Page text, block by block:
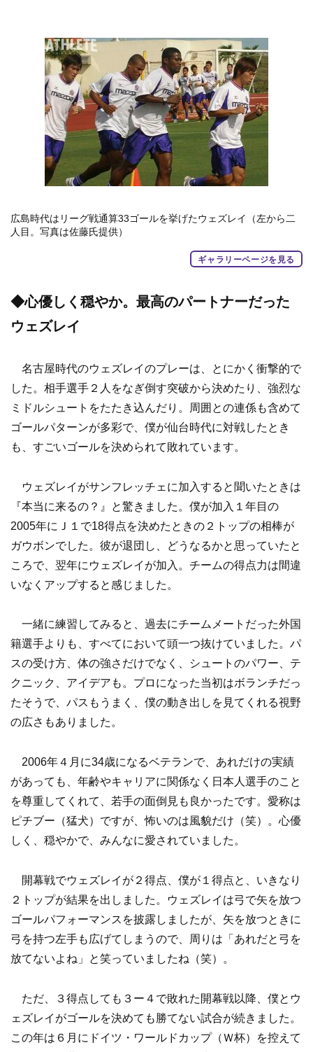
広島時代はリーグ戦通算33ゴールを挙げたウェズレイ（左から二
人目。写真は佐藤氏提供）
ギャラリーページを見る
◆心優しく穏やか。最高のパートナーだった
ウェズレイ
名古屋時代のウェズレイのプレーは、とにかく衝撃的で
した。相手選手２人をなぎ倒す突破から決めたり、強烈な
ミドルシュートをたたき込んだり。周囲との連係も含めて
ゴールパターンが多彩で、僕が仙台時代に対戦したとき
も、すごいゴールを決められて敗れています。
ウェズレイがサンフレッチェに加入すると聞いたときは
『本当に来るの？』と驚きました。僕が加入１年目の
2005年にＪ１で18得点を決めたときの２トップの相棒が
ガウボンでした。彼が退団し、どうなるかと思っていたと
ころで、翌年にウェズレイが加入。チームの得点力は間違
いなくアップすると感じました。
一緒に練習してみると、過去にチームメートだった外国
籍選手よりも、すべてにおいて頭一つ抜けていました。パ
スの受け方、体の強さだけでなく、シュートのパワー、テ
クニック、アイデアも。プロになった当初はボランチだっ
たそうで、パスもうまく、僕の動き出しを見てくれる視野
の広さもありました。
2006年４月に34歳になるベテランで、あれだけの実績
があっても、年齢やキャリアに関係なく日本人選手のこと
を尊重してくれて、若手の面倒見も良かったです。愛称は
ピチブー（猛犬）ですが、怖いのは風貌だけ（笑）。心優
しく、穏やかで、みんなに愛されていました。
開幕戦でウェズレイが２得点、僕が１得点と、いきなり
２トップが結果を出しました。ウェズレイは弓で矢を放つ
ゴールパフォーマンスを披露しましたが、矢を放つときに
弓を持つ左手も広げてしまうので、周りは「あれだと弓を
放てないよね」と笑っていましたね（笑）。
ただ、３得点しても３ー４で敗れた開幕戦以降、僕とウ
ェズレイがゴールを決めても勝てない試合が続きました。
この年は６月にドイツ・ワールドカップ（Ｗ杯）を控えて